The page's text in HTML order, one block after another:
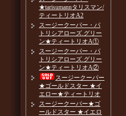
★tarisumannタリスマン/
ティートリオA2
スージークーパー・パ
トリシアローズ.グリー
ン★ティートリオA①
スージークーパー・パ
トリシアローズ.グリー
ン★ティートリオA②
スージークーパー
★ゴールドスター ★イ
エロー★ティートリオ
スージークーパー★ゴ
ールドスター ★イエロ